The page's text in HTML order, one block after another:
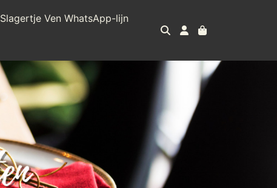
Slagertje Ven WhatsApp-lijn